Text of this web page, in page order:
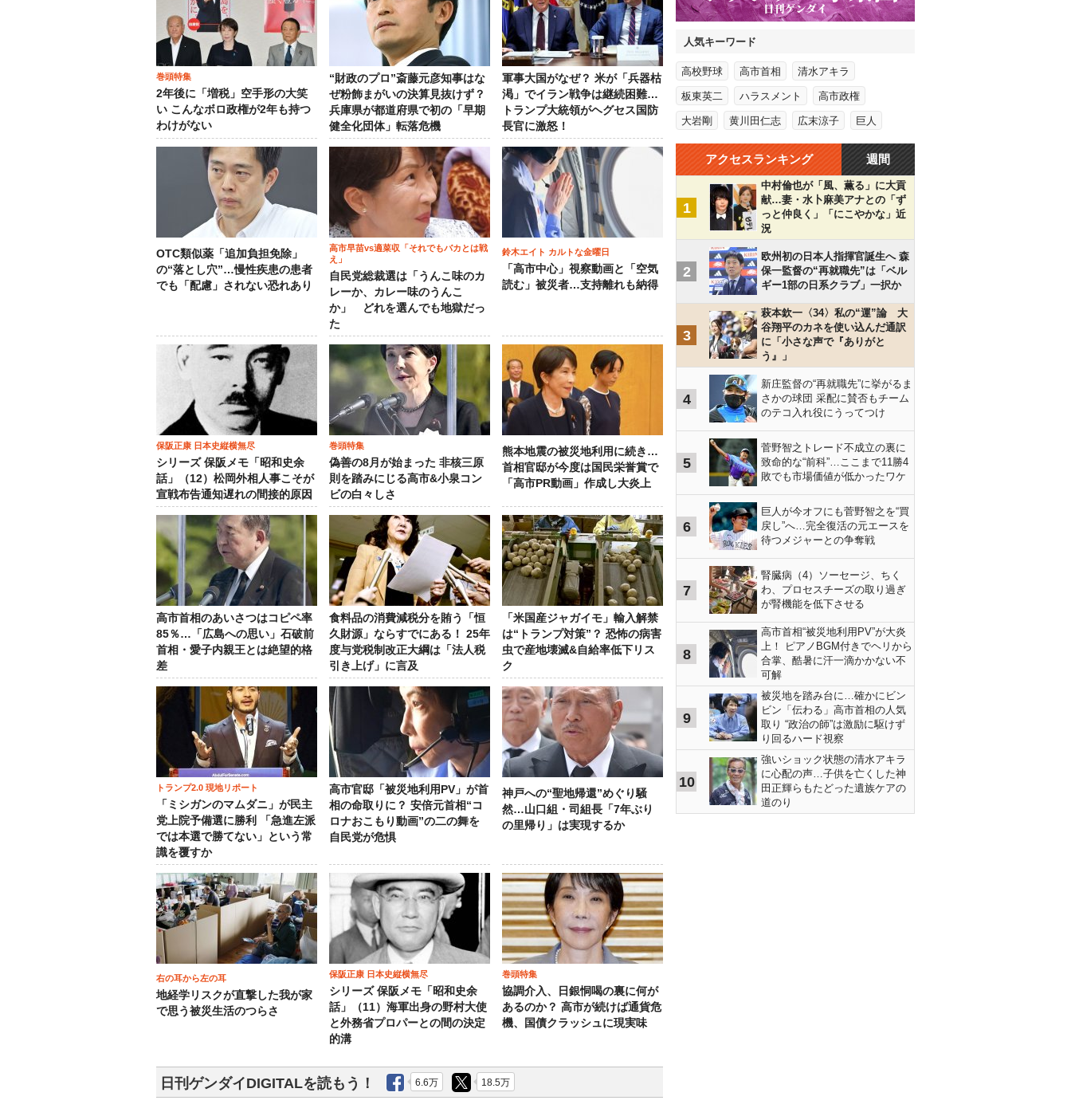
巻頭特集
2年後に「増税」空手形の大笑
い こんなボロ政権が2年も持つ
わけがない
“財政のプロ”斎藤元彦知事はな
ぜ粉飾まがいの決算見抜けず？
兵庫県が都道府県で初の「早期
健全化団体」転落危機
軍事大国がなぜ？ 米が「兵器枯
渇」でイラン戦争は継続困難…
トランプ大統領がヘグセス国防
長官に激怒！
OTC類似薬「追加負担免除」
の“落とし穴”…慢性疾患の患者
でも「配慮」されない恐れあり
高市早苗vs適菜収「それでもバカとは戦
え」
自民党総裁選は「うんこ味のカ
レーか、カレー味のうんこ
か」 どれを選んでも地獄だっ
た
鈴木エイト カルトな金曜日
「高市中心」視察動画と「空気
読む」被災者…支持離れも納得
保阪正康 日本史縦横無尽
シリーズ 保阪メモ「昭和史余
話」（12）松岡外相人事こそが
宣戦布告通知遅れの間接的原因
巻頭特集
偽善の8月が始まった 非核三原
則を踏みにじる高市&小泉コン
ビの白々しさ
熊本地震の被災地利用に続き…
首相官邸が今度は国民栄誉賞で
「高市PR動画」作成し大炎上
高市首相のあいさつはコピペ率
85％…「広島への思い」石破前
首相・愛子内親王とは絶望的格
差
食料品の消費減税分を賄う「恒
久財源」ならすでにある！ 25年
度与党税制改正大綱は「法人税
引き上げ」に言及
「米国産ジャガイモ」輸入解禁
は“トランプ対策”？ 恐怖の病害
虫で産地壊滅&自給率低下リス
ク
トランプ2.0 現地リポート
「ミシガンのマムダニ」が民主
党上院予備選に勝利 「急進左派
では本選で勝てない」という常
識を覆すか
高市官邸「被災地利用PV」が首
相の命取りに？ 安倍元首相“コ
ロナおこもり動画”の二の舞を
自民党が危惧
神戸への“聖地帰還”めぐり騒
然…山口組・司組長「7年ぶり
の里帰り」は実現するか
右の耳から左の耳
地経学リスクが直撃した我が家
で思う被災生活のつらさ
保阪正康 日本史縦横無尽
シリーズ 保阪メモ「昭和史余
話」（11）海軍出身の野村大使
と外務省プロパーとの間の決定
的溝
巻頭特集
協調介入、日銀恫喝の裏に何が
あるのか？ 高市が続けば通貨危
機、国債クラッシュに現実味
日刊ゲンダイDIGITALを読もう！ 6.6万 18.5万
人気キーワード
高校野球 高市首相 清水アキラ
板東英二 ハラスメント 高市政権
大岩剛 黄川田仁志 広末涼子 巨人
アクセスランキング 週間
1
中村倫也が「風、薫る」に大貢
献…妻・水卜麻美アナとの「ず
っと仲良く」「にこやかな」近
況
2
欧州初の日本人指揮官誕生へ 森
保一監督の“再就職先”は「ベル
ギー1部の日系クラブ」一択か
3
萩本欽一〈34〉私の“運”論 大
谷翔平のカネを使い込んだ通訳
に「小さな声で『ありがと
う』」
4
新庄監督の“再就職先”に挙がるま
さかの球団 采配に賛否もチーム
のテコ入れ役にうってつけ
5
菅野智之トレード不成立の裏に
致命的な“前科”…ここまで11勝4
敗でも市場価値が低かったワケ
6
巨人が今オフにも菅野智之を“買
戻し”へ…完全復活の元エースを
待つメジャーとの争奪戦
7
腎臓病（4）ソーセージ、ちく
わ、プロセスチーズの取り過ぎ
が腎機能を低下させる
8
高市首相“被災地利用PV”が大炎
上！ ピアノBGM付きでヘリから
合掌、酷暑に汗一滴かかない不
可解
9
被災地を踏み台に…確かにビン
ビン「伝わる」高市首相の人気
取り “政治の師”は激励に駆けず
り回るハード視察
10
強いショック状態の清水アキラ
に心配の声…子供を亡くした神
田正輝らもたどった遺族ケアの
道のり